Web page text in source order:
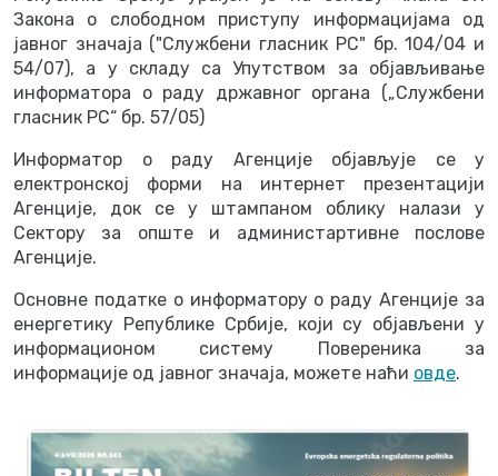
Закона о слободном приступу информацијама од
јавног значаја ("Службени гласник РС" бр. 104/04 и
54/07), а у складу са Упутством за објављивање
информатора о раду државног органа („Службени
гласник РС“ бр. 57/05)
Информатор о раду Агенције објављује се у
електронској форми на интернет презентацији
Агенције, док се у штампаном облику налази у
Сектору за опште и администартивне послове
Агенције.
Основне податке о информатору о раду Агенције за
енергетику Републике Србије, који су објављени у
информационом систему Повереника за
информације од јавног значаја, можете наћи овде.